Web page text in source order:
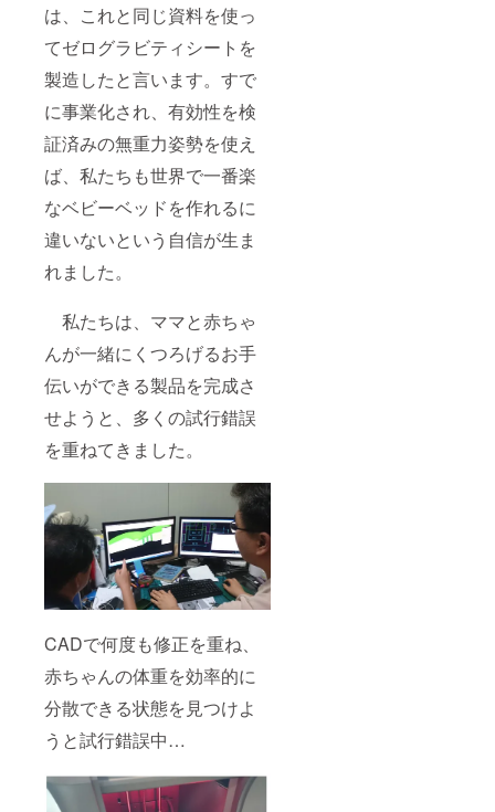
は、これと同じ資料を使っ
てゼログラビティシートを
製造したと言います。すで
に事業化され、有効性を検
証済みの無重力姿勢を使え
ば、私たちも世界で一番楽
なベビーベッドを作れるに
違いないという自信が生ま
れました。
私たちは、ママと赤ちゃ
んが一緒にくつろげるお手
伝いができる製品を完成さ
せようと、多くの試行錯誤
を重ねてきました。
CADで何度も修正を重ね、
赤ちゃんの体重を効率的に
分散できる状態を見つけよ
うと試行錯誤中…